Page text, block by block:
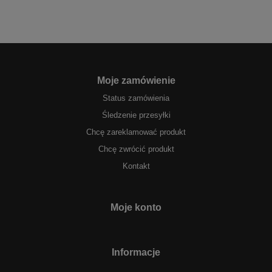
Moje zamówienie
Status zamówienia
Śledzenie przesyłki
Chcę zareklamować produkt
Chcę zwrócić produkt
Kontakt
Moje konto
Informacje